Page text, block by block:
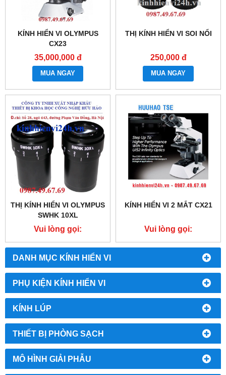
DANH MỤC KÍNH HIỂN VI
PHỤ KIỆN KÍNH HIỂN VI
KÍNH LÚP
THIẾT BỊ PHÒNG SẠCH
MÔ HÌNH GIẢI PHẪU
KÍNH HIỂN VI OLYMPUS
CX23
35,000,000 đ
MUA NGAY
THỊ KÍNH HIỂN VI SOI NỔI
250,000 đ
MUA NGAY
THỊ KÍNH HIỂN VI OLYMPUS
SWHK 10XL
Vui lòng gọi:
0987.49.67.69
KÍNH HIỂN VI 2 MẮT CX21
Vui lòng gọi:
0987.49.67.69